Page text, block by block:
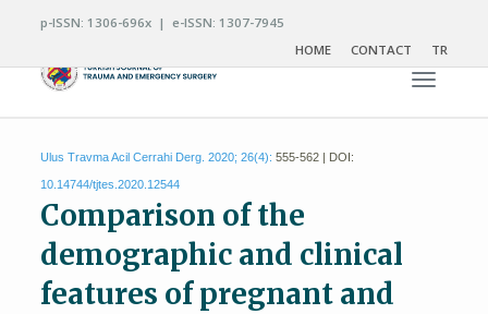
p-ISSN: 1306-696x | e-ISSN: 1307-7945
HOME
CONTACT TR
Toggle
Ulus Travma Acil Cerrahi Derg. 2020; 26(4): 555-562 | DOI:
10.14744/tjtes.2020.12544
Comparison of the
demographic and clinical
features of pregnant and